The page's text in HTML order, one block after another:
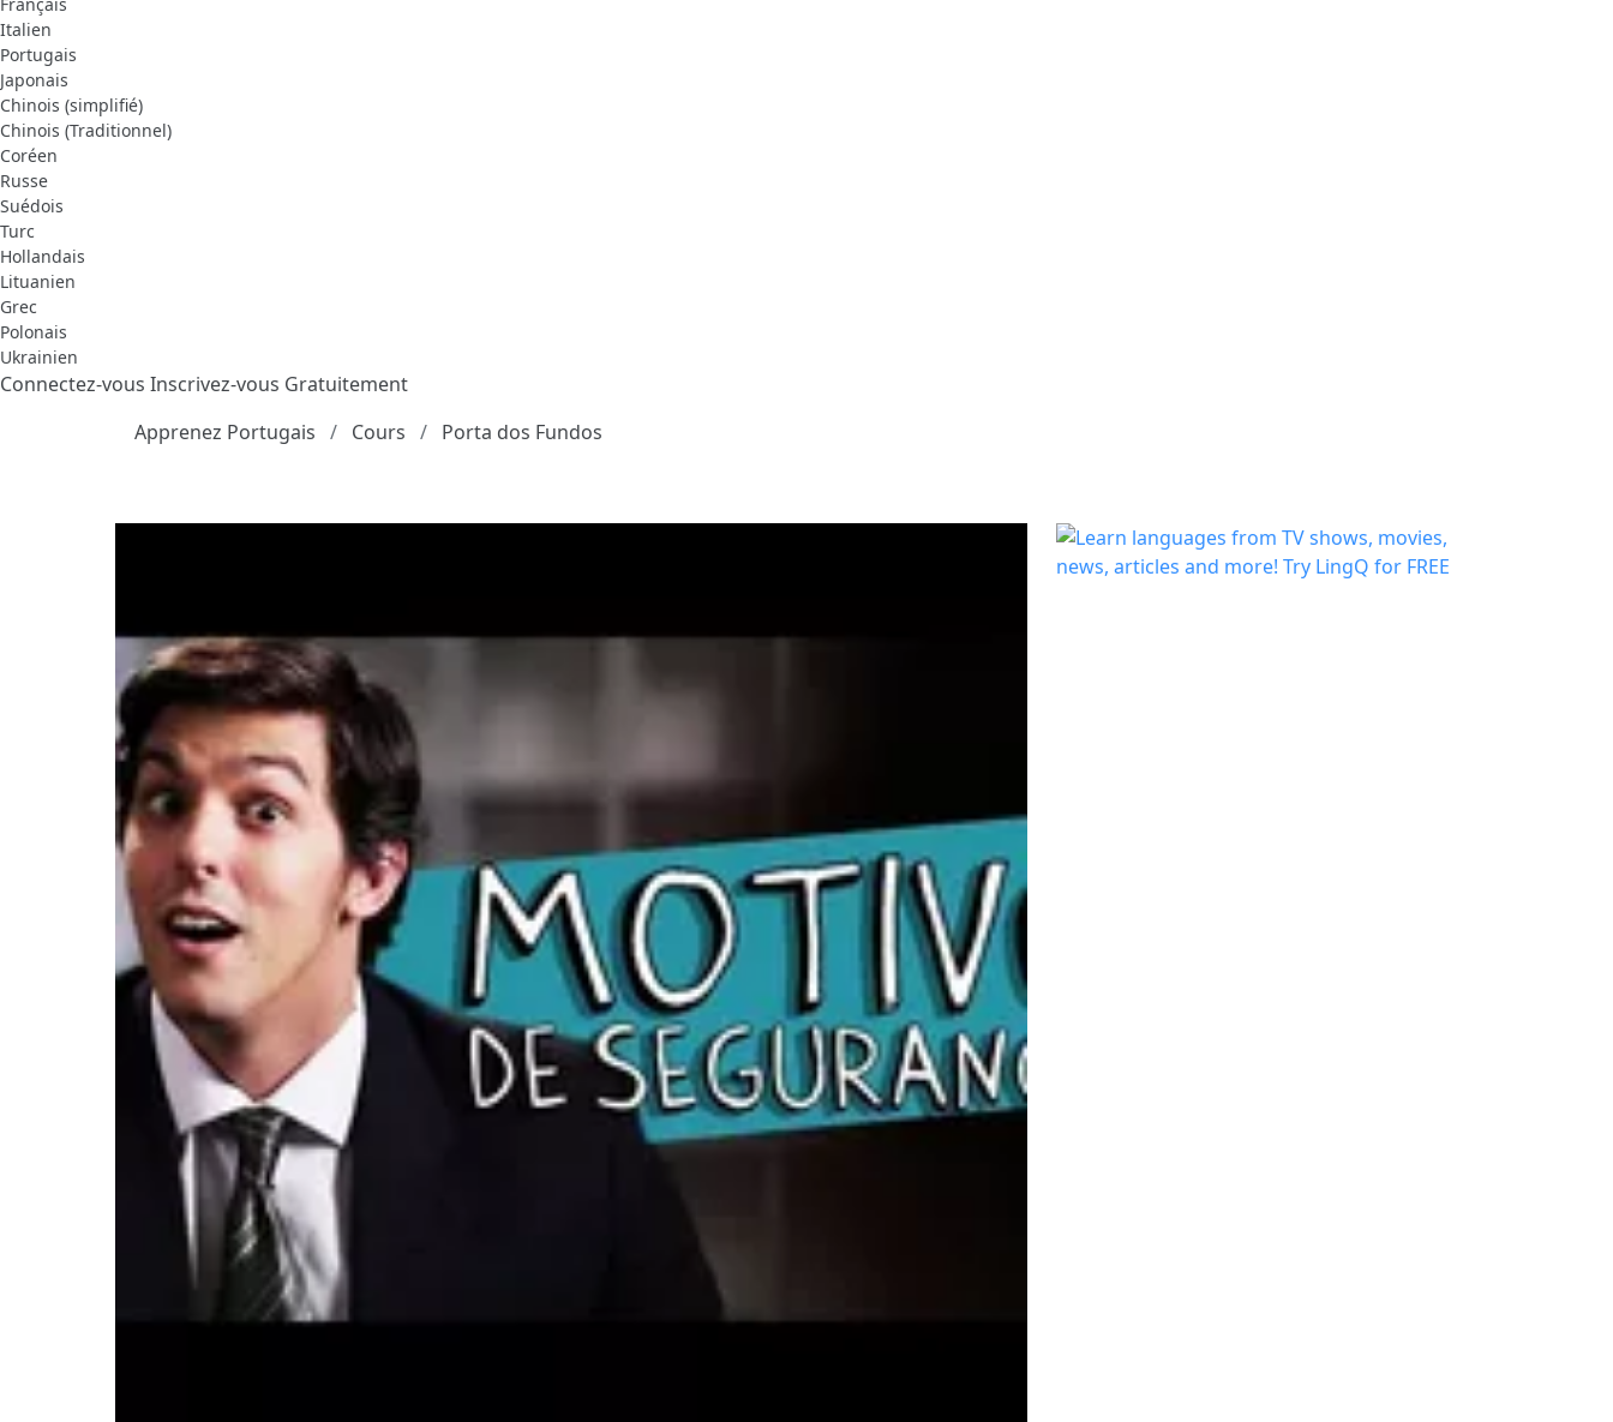
Italien
Portugais
Japonais
Chinois (simplifié)
Chinois (Traditionnel)
Coréen
Russe
Suédois
Turc
Hollandais
Lituanien
Grec
Polonais
Ukrainien
Connectez-vous Inscrivez-vous Gratuitement
Apprenez Portugais
Cours Porta dos Fundos